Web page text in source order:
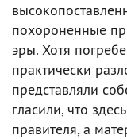
похороненные
эры. Хотя
практически
представляли
гласили, что
правителя, а